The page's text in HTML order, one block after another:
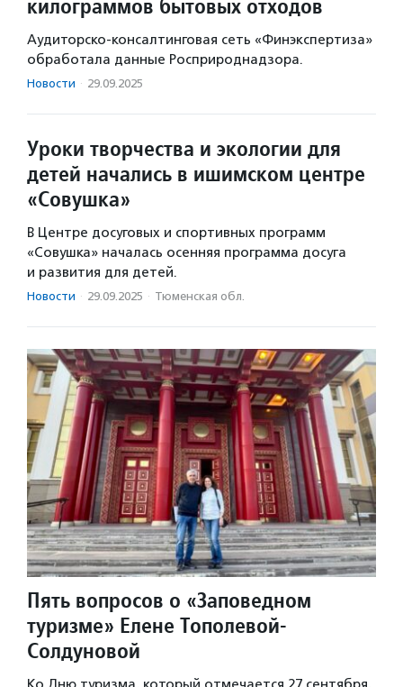
килограммов бытовых отходов
Аудиторско-консалтинговая сеть «Финэкспертиза»
обработала данные Росприроднадзора.
Новости · 29.09.2025
Уроки творчества и экологии для
детей начались в ишимском центре
«Совушка»
В Центре досуговых и спортивных программ
«Совушка» началась осенняя программа досуга
и развития для детей.
Новости · 29.09.2025 · Тюменская обл.
Пять вопросов о «Заповедном
туризме» Елене Тополевой-
Солдуновой